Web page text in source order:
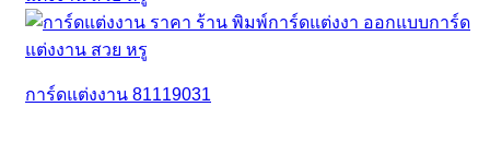
การ์ดแต่งงาน 81119031